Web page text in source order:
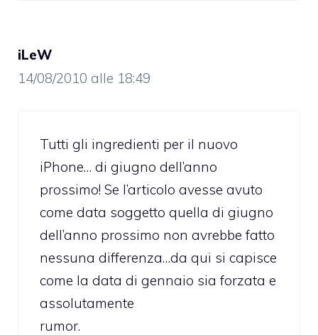
iLeW
14/08/2010 alle 18:49
Tutti gli ingredienti per il nuovo
iPhone… di giugno dell’anno
prossimo! Se l’articolo avesse avuto
come data soggetto quella di giugno
dell’anno prossimo non avrebbe fatto
nessuna differenza…da qui si capisce
come la data di gennaio sia forzata e
assolutamente
rumor.